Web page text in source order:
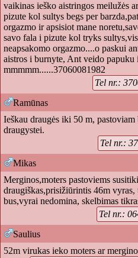
vaikinas ieško aistringos meilužės
pizute kol sultys begs per
orgazmo ir apsisiot mane
savo fala i pizute kol tryks
neapsakomo orgazmo....o paskui
aistros i burnyte, Ant veido
mmmmm......37060081982
Tel nr.:
Ramūnas
Ieškau draugės iki 50 m,
draugystei.
Tel nr.:
Mikas
Merginos,moters pastoviems
draugiškas,prisižiūrintis 46m
bus,vyrai nedomina, skelbimas
Tel nr.:
Saulius
52m virukas ieko moters ar